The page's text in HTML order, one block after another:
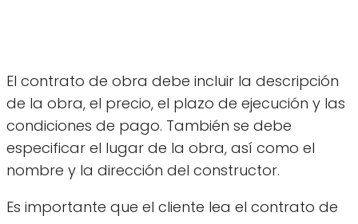
El contrato de obra debe incluir la descripción
de la obra, el precio, el plazo de ejecución y las
condiciones de pago. También se debe
especificar el lugar de la obra, así como el
nombre y la dirección del constructor.
Es importante que el cliente lea el contrato de